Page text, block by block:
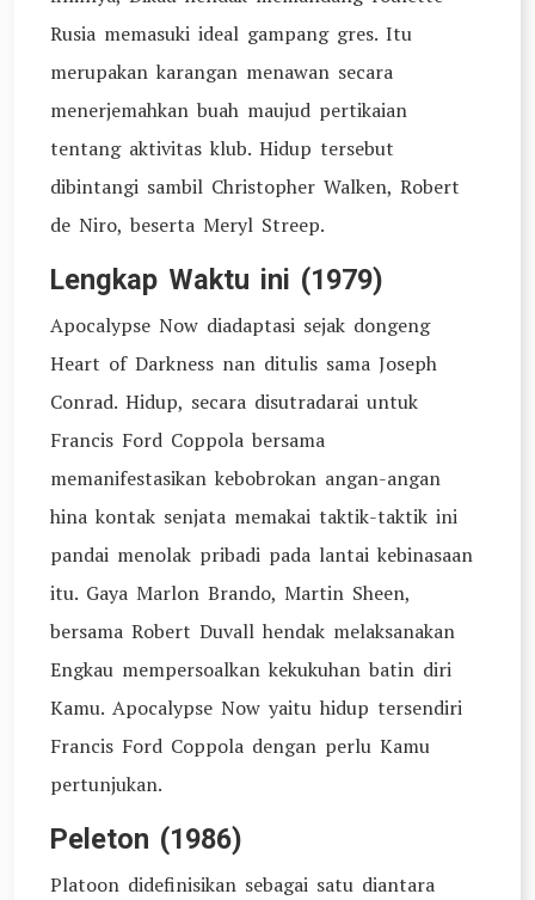
Rusia memasuki ideal gampang gres. Itu
merupakan karangan menawan secara
menerjemahkan buah maujud pertikaian
tentang aktivitas klub. Hidup tersebut
dibintangi sambil Christopher Walken, Robert
de Niro, beserta Meryl Streep.
Lengkap Waktu ini (1979)
Apocalypse Now diadaptasi sejak dongeng
Heart of Darkness nan ditulis sama Joseph
Conrad. Hidup, secara disutradarai untuk
Francis Ford Coppola bersama
memanifestasikan kebobrokan angan-angan
hina kontak senjata memakai taktik-taktik ini
pandai menolak pribadi pada lantai kebinasaan
itu. Gaya Marlon Brando, Martin Sheen,
bersama Robert Duvall hendak melaksanakan
Engkau mempersoalkan kekukuhan batin diri
Kamu. Apocalypse Now yaitu hidup tersendiri
Francis Ford Coppola dengan perlu Kamu
pertunjukan.
Peleton (1986)
Platoon didefinisikan sebagai satu diantara